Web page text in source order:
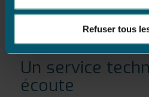
Refuser tous
Un service
écoute